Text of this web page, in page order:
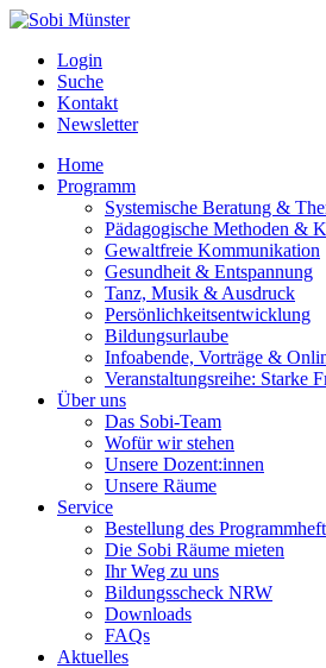
Login
Suche
Kontakt
Newsletter
Home
Programm
Systemische Beratung &
Pädagogische Methoden &
Gewaltfreie Kommunikation
Gesundheit & Entspannung
Tanz, Musik & Ausdruck
Persönlichkeitsentwicklung
Bildungsurlaube
Infoabende, Vorträge &
Veranstaltungsreihe: Starke
Über uns
Das Sobi-Team
Wofür wir stehen
Unsere Dozent:innen
Unsere Räume
Service
Bestellung des
Die Sobi Räume mieten
Ihr Weg zu uns
Bildungsscheck NRW
Downloads
FAQs
Aktuelles